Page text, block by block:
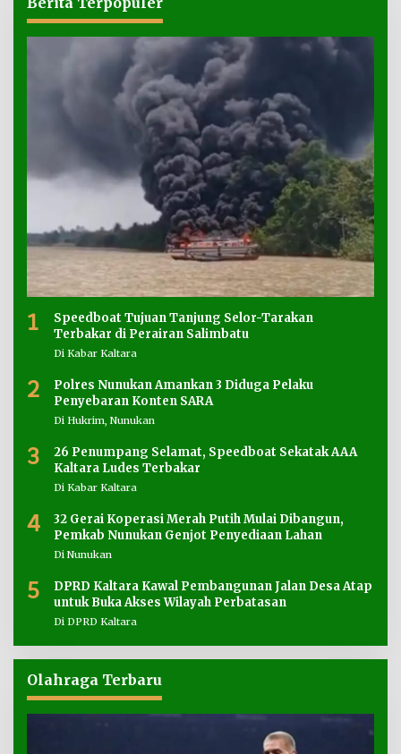
1
Speedboat Tujuan Tanjung Selor-Tarakan
Terbakar di Perairan Salimbatu
Di Kabar Kaltara
2
Polres Nunukan Amankan 3 Diduga Pelaku
Penyebaran Konten SARA
Di Hukrim, Nunukan
3
26 Penumpang Selamat, Speedboat Sekatak AAA
Kaltara Ludes Terbakar
Di Kabar Kaltara
4
32 Gerai Koperasi Merah Putih Mulai Dibangun,
Pemkab Nunukan Genjot Penyediaan Lahan
Di Nunukan
5
DPRD Kaltara Kawal Pembangunan Jalan Desa Atap
untuk Buka Akses Wilayah Perbatasan
Di DPRD Kaltara
Olahraga Terbaru